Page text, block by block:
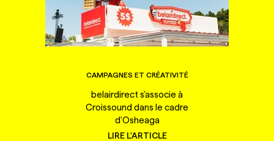
CAMPAGNES ET CRÉATIVITÉ
belairdirect s'associe à
Croissound dans le cadre
d'Osheaga
LIRE L'ARTICLE